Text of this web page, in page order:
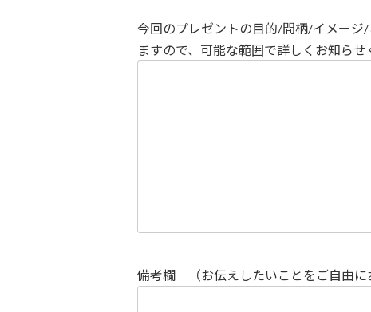
今回のプレゼントの目的/間柄/イメージ
ますので、可能な範囲で詳しくお知らせ
備考欄 （お伝えしたいことをご自由に